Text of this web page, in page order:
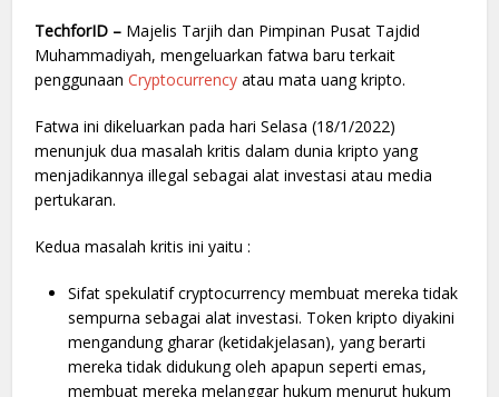
TechforID – Majelis Tarjih dan Pimpinan Pusat Tajdid
Muhammadiyah, mengeluarkan fatwa baru terkait
penggunaanCryptocurrency atau mata uang kripto.
Fatwa ini dikeluarkan pada hari Selasa (18/1/2022)
menunjuk dua masalah kritis dalam dunia kripto yang
menjadikannya illegal sebagai alat investasi atau media
pertukaran.
Kedua masalah kritis ini yaitu :
Sifat spekulatif cryptocurrency membuat mereka tidak
sempurna sebagai alat investasi. Token kripto diyakini
mengandung gharar (ketidakjelasan), yang berarti
mereka tidak didukung oleh apapun seperti emas,
membuat mereka melanggar hukum menurut hukum